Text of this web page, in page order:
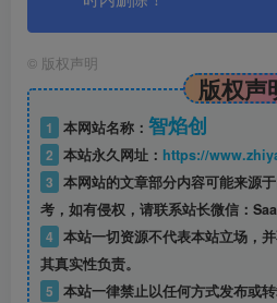
© 版权声明
版权声
1 本网站名称： 智焰创
2 本站永久网址： https://
3 本网站的文章部分内容可能来源
考，如有侵权，请联系站长微信：
4 本站一切资源不代表本站立场，
其真实性负责。
5 本站一律禁止以任何方式发布或